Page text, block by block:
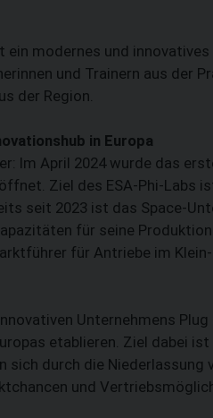
ein modernes und
und Trainern aus der
der Region.
in Europa
Im April 2024 wurde das
Ziel des ESA-Phi-Labs
seit 2023 ist das Space-
für seine
für Antriebe im
Unternehmens
etablieren. Ziel dabei
sich durch die Niederlassung
und